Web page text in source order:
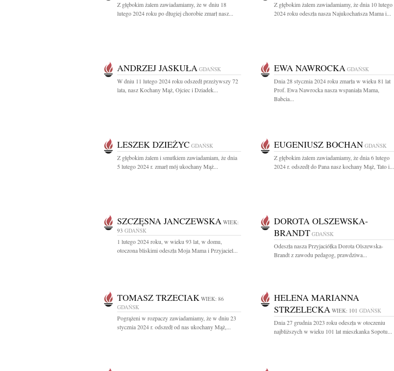
Z głębokim żalem zawiadamiamy, że w dniu 18
lutego 2024 roku po długiej chorobie zmarł nasz...
Z głębokim żalem zawiadamiamy, że dnia 10 lutego
2024 roku odeszła nasza Najukochańsza Mama i...
ANDRZEJ JASKUŁA GDAŃSK
W dniu 11 lutego 2024 roku odszedł przeżywszy 72
lata, nasz Kochany Mąż, Ojciec i Dziadek...
EWA NAWROCKA GDAŃSK
Dnia 28 stycznia 2024 roku zmarła w wieku 81 lat
Prof. Ewa Nawrocka nasza wspaniała Mama,
Babcia...
LESZEK DZIEŻYC GDAŃSK
Z głębokim żalem i smutkiem zawiadamiam, że dnia
5 lutego 2024 r. zmarł mój ukochany Mąż...
EUGENIUSZ BOCHAN GDAŃSK
Z głębokim żalem zawiadamiamy, że dnia 6 lutego
2024 r. odszedł do Pana nasz kochany Mąż, Tato i...
SZCZĘSNA JANCZEWSKA WIEK:
93 GDAŃSK
1 lutego 2024 roku, w wieku 93 lat, w domu,
otoczona bliskimi odeszła Moja Mama i Przyjaciel...
DOROTA OLSZEWSKA-
BRANDT GDAŃSK
Odeszła nasza Przyjaciółka Dorota Olszewska-
Brandt z zawodu pedagog, prawdziwa...
TOMASZ TRZECIAK WIEK: 86
GDAŃSK
Pogrążeni w rozpaczy zawiadamiamy, że w dniu 23
stycznia 2024 r. odszedł od nas ukochany Mąż,...
HELENA MARIANNA
STRZELECKA WIEK: 101 GDAŃSK
Dnia 27 grudnia 2023 roku odeszła w otoczeniu
najbliższych w wieku 101 lat mieszkanka Sopotu...